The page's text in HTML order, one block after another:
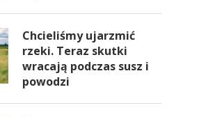
Chcieliśmy ujarzmić
rzeki. Teraz skutki
wracają podczas susz i
powodzi